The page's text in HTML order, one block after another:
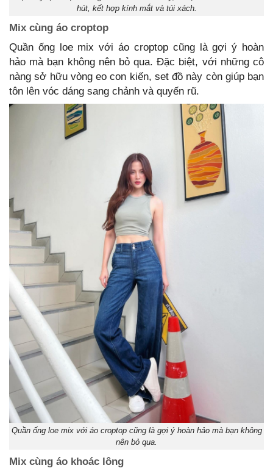
hút, kết hợp kính mắt và túi xách.
Mix cùng áo croptop
Quần ống loe mix với áo croptop cũng là gợi ý hoàn
hảo mà bạn không nên bỏ qua. Đặc biệt, với những cô
nàng sở hữu vòng eo con kiến, set đồ này còn giúp bạn
tôn lên vóc dáng sang chảnh và quyến rũ.
Quần ống loe mix với áo croptop cũng là gợi ý hoàn hảo mà bạn không
nên bỏ qua.
Mix cùng áo khoác lông